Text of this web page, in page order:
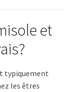
et
typiquement
les êtres